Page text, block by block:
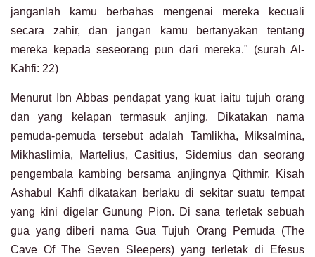
janganlah kamu berbahas mengenai mereka kecuali
secara zahir, dan jangan kamu bertanyakan tentang
mereka kepada seseorang pun dari mereka." (surah Al-
Kahfi: 22)
Menurut Ibn Abbas pendapat yang kuat iaitu tujuh orang
dan yang kelapan termasuk anjing. Dikatakan nama
pemuda-pemuda tersebut adalah Tamlikha, Miksalmina,
Mikhaslimia, Martelius, Casitius, Sidemius dan seorang
pengembala kambing bersama anjingnya Qithmir. Kisah
Ashabul Kahfi dikatakan berlaku di sekitar suatu tempat
yang kini digelar Gunung Pion. Di sana terletak sebuah
gua yang diberi nama Gua Tujuh Orang Pemuda (The
Cave Of The Seven Sleepers) yang terletak di Efesus